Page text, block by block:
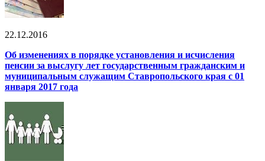
22.12.2016
Об изменениях в порядке установления и исчисления
пенсии за выслугу лет государственным гражданским и
муниципальным служащим Ставропольского края с 01
января 2017 года